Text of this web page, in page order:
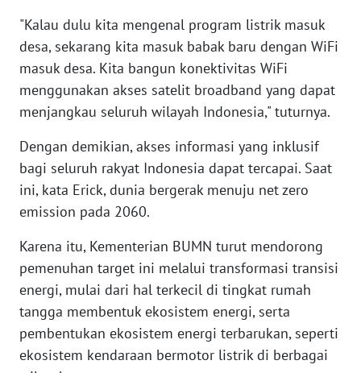
"Kalau dulu kita mengenal program listrik masuk
desa, sekarang kita masuk babak baru dengan WiFi
masuk desa. Kita bangun konektivitas WiFi
menggunakan akses satelit broadband yang dapat
menjangkau seluruh wilayah Indonesia," tuturnya.
Dengan demikian, akses informasi yang inklusif
bagi seluruh rakyat Indonesia dapat tercapai. Saat
ini, kata Erick, dunia bergerak menuju net zero
emission pada 2060.
Karena itu, Kementerian BUMN turut mendorong
pemenuhan target ini melalui transformasi transisi
energi, mulai dari hal terkecil di tingkat rumah
tangga membentuk ekosistem energi, serta
pembentukan ekosistem energi terbarukan, seperti
ekosistem kendaraan bermotor listrik di berbagai
SULTENG
WN
SULBAR
WN
SUMBAR
WN
BENGKULU
WN